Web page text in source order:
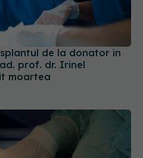
prof. dr. Irinel
moartea